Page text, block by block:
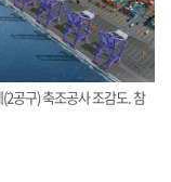
공구) 축조공사 조감도. 참